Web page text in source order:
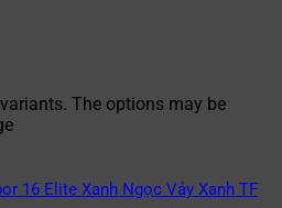
The options may be
16 Elite Xanh Ngọc Vảy Xanh TF